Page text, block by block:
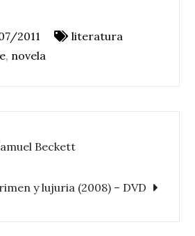
2011
literatura
, novela
Beckett
y lujuria (2008) – DVD